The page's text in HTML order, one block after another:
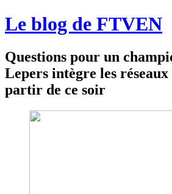
Le blog de FTVEN
Questions pour un
Lepers intègre les réseaux
partir de ce soir